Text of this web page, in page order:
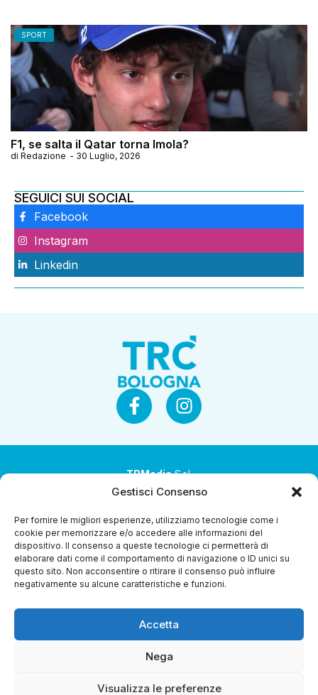
Gestisci Consenso
Per fornire le migliori esperienze, utilizziamo tecnologie come i
cookie per memorizzare e/o accedere alle informazioni del
dispositivo. Il consenso a queste tecnologie ci permetterà di
elaborare dati come il comportamento di navigazione o ID unici su
questo sito. Non acconsentire o ritirare il consenso può influire
negativamente su alcune caratteristiche e funzioni.
Accetta
Nega
Visualizza le preferenze
SPORT
F1, se salta il Qatar torna Imola?
di Redazione - 30 Luglio, 2026
SEGUICI SUI SOCIAL
Facebook
Instagram
Linkedin
TRMediaS.r.l.
Società a socio unico
Società sottoposta ad attività di direzione e
coordinamento da parte di Coop Alleanza 3.0 Soc. Coop.
Sede legale: via Ragazzi del ’99 nr. 51 42124 Reggio Emilia
(RE)
Capitale sociale € 1.040.000 i.v.
Diretta Streaming